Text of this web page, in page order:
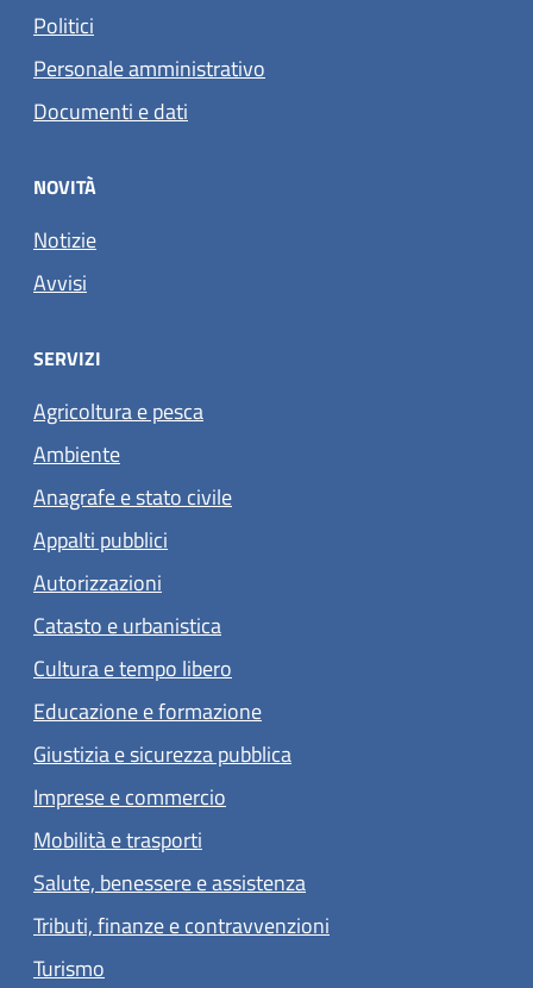
Politici
Personale amministrativo
Documenti e dati
NOVITÀ
Notizie
Avvisi
SERVIZI
Agricoltura e pesca
Ambiente
Anagrafe e stato civile
Appalti pubblici
Autorizzazioni
Catasto e urbanistica
Cultura e tempo libero
Educazione e formazione
Giustizia e sicurezza pubblica
Imprese e commercio
Mobilità e trasporti
Salute, benessere e assistenza
Tributi, finanze e contravvenzioni
Turismo